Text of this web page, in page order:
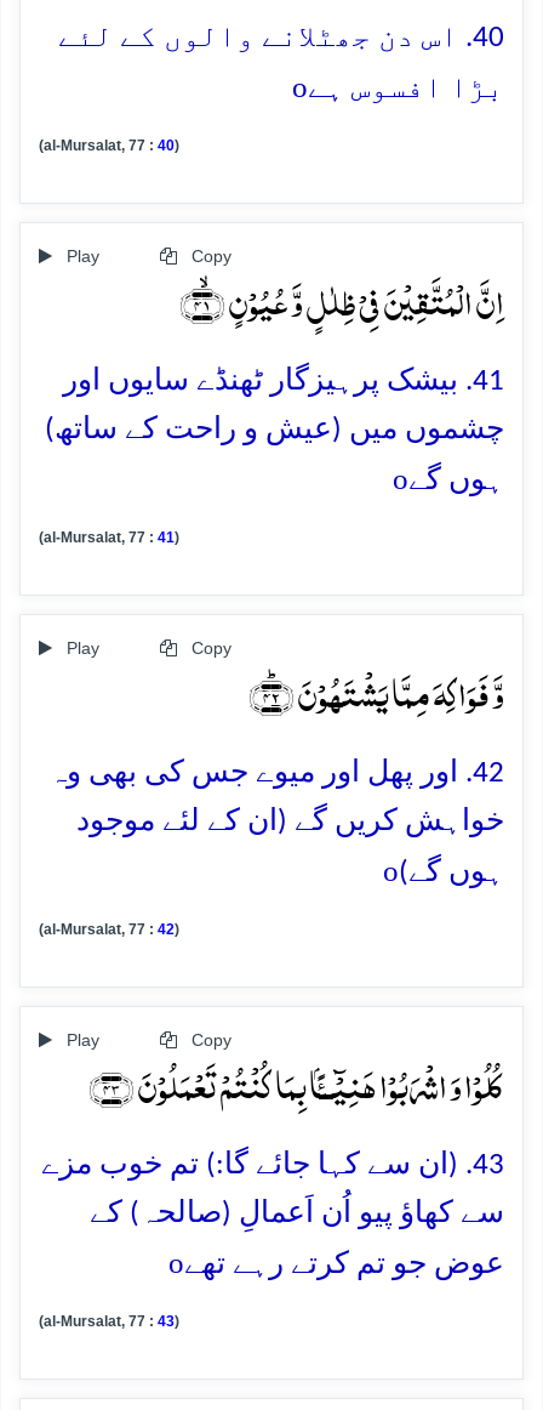
40. اس دن جھٹلانے والوں کے لئے
بڑا افسوس ہےo
(al-Mursalat, 77 : 40)
Play Copy
اِنَّ الۡمُتَّقِیۡنَ فِیۡ ظِلٰلٍ وَّ عُیُوۡنٍ ﴿ۙ۴۱﴾
41. بیشک پرہیزگار ٹھنڈے سایوں اور
چشموں میں (عیش و راحت کے ساتھ)
ہوں گےo
(al-Mursalat, 77 : 41)
Play Copy
وَّ فَوَاکِہَ مِمَّا یَشۡتَہُوۡنَ ﴿ؕ۴۲﴾
42. اور پھل اور میوے جس کی بھی وہ
خواہش کریں گے (ان کے لئے موجود
ہوں گے)o
(al-Mursalat, 77 : 42)
Play Copy
کُلُوۡا وَ اشۡرَبُوۡا ہَنِیۡٓــًٔۢا بِمَا کُنۡتُمۡ تَعۡمَلُوۡنَ ﴿۴۳﴾
43. (ان سے کہا جائے گا:) تم خوب مزے
سے کھاؤ پیو اُن اَعمالِ (صالحہ) کے
عوض جو تم کرتے رہے تھےo
(al-Mursalat, 77 : 43)